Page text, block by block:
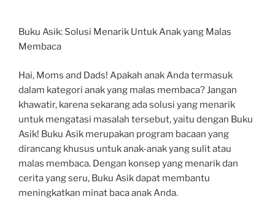
Buku Asik: Solusi Menarik Untuk Anak yang Malas
Membaca
Hai, Moms and Dads! Apakah anak Anda termasuk
dalam kategori anak yang malas membaca? Jangan
khawatir, karena sekarang ada solusi yang menarik
untuk mengatasi masalah tersebut, yaitu dengan Buku
Asik! Buku Asik merupakan program bacaan yang
dirancang khusus untuk anak-anak yang sulit atau
malas membaca. Dengan konsep yang menarik dan
cerita yang seru, Buku Asik dapat membantu
meningkatkan minat baca anak Anda.